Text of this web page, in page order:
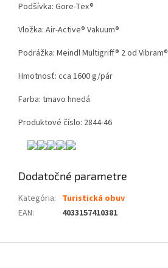
Podšívka: Gore-Tex®
Vložka: Air-Active® Vakuum®
Podrážka: Meindl Multigriff® 2 od Vibram®
Hmotnosť: cca 1600 g/pár
Farba: tmavo hnedá
Produktové číslo: 2844-46
Dodatočné parametre
Kategória: Turistická obuv
EAN: 4033157410381